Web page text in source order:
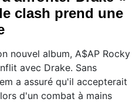
clash prend une
nouvel album, A$AP Rocky
avec Drake. Sans
a assuré qu'il accepterait
d'un combat à mains